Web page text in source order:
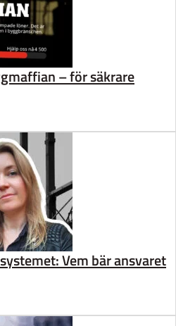
– för säkrare
Vem bär ansvaret